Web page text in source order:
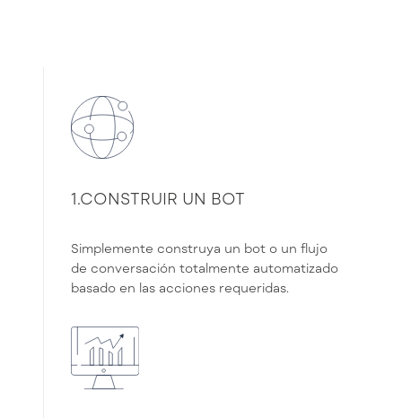
1.CONSTRUIR UN BOT
Simplemente construya un bot o un flujo
de conversación totalmente automatizado
basado en las acciones requeridas.